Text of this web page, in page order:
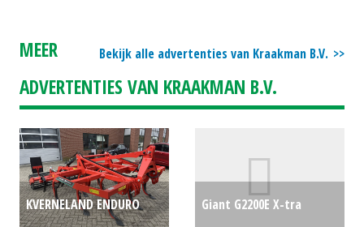
Bekijk alle advertenties van Kraakman B.V.
MEER
ADVERTENTIES VAN KRAAKMAN B.V.
KVERNELAND ENDURO
Giant G2200E X-tra